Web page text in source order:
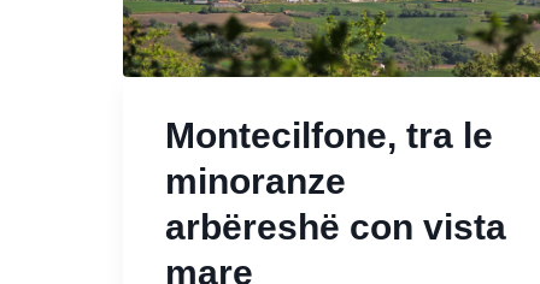
Montecilfone, tra le
minoranze
arbëreshë con vista
mare